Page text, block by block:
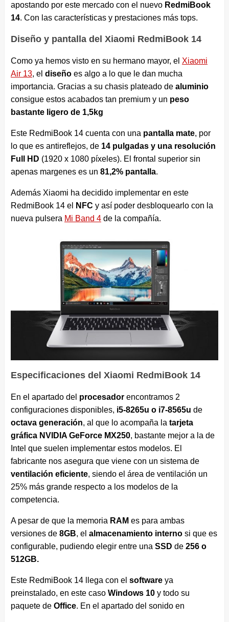
apostando por este mercado con el nuevo RedmiBook
14. Con las características y prestaciones más tops.
Diseño y pantalla del Xiaomi RedmiBook 14
Como ya hemos visto en su hermano mayor, el Xiaomi
Air 13, el diseñoes algo a lo que le dan mucha
importancia. Gracias a su chasis plateado de aluminio
consigue estos acabados tan premium y un peso
bastante ligero de 1,5kg
Este RedmiBook 14 cuenta con una pantalla mate, por
lo que es antireflejos, de 14 pulgadas y una resolución
Full HD (1920 x 1080 píxeles). El frontal superior sin
apenas margenes es un 81,2% pantalla.
Además Xiaomi ha decidido implementar en este
RedmiBook 14 el
NFC y así poder desbloquearlo con la
nueva pulsera Mi Band 4de la compañía.
Especificaciones del Xiaomi RedmiBook 14
En el apartado del procesadorencontramos 2
configuraciones disponibles, i5-8265u o i7-8565u de
octava generación, al que lo acompaña la tarjeta
gráfica NVIDIA GeForce MX250, bastante mejor a la de
Intel que suelen implementar estos modelos. El
fabricante nos asegura que viene con un sistema de
ventilación eficiente, siendo el área de ventilación un
25% más grande respecto a los modelos de la
competencia.
A pesar de que la memoria RAM es para ambas
versiones de 8GB, el almacenamiento internosi que es
configurable, pudiendo elegir entre una SSD de 256 o
512GB.
Este RedmiBook 14 llega con el softwareya
preinstalado, en este caso Windows 10y todo su
paquete de Office. En el apartado del sonido en